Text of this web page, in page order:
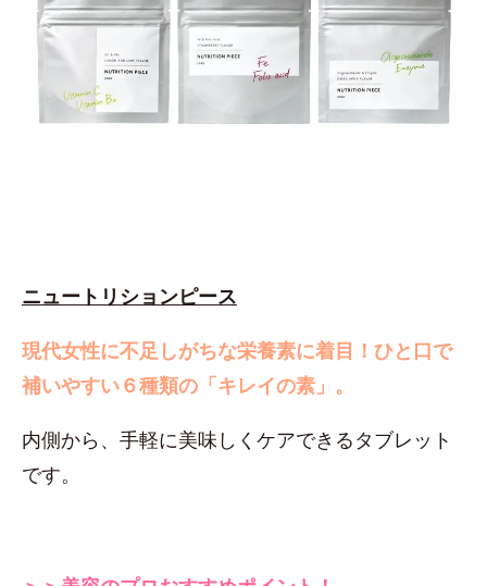
ニュートリションピース
現代女性に不足しがちな栄養素に着目！ ひと口で
補いやすい６種類の「キレイの素」。
内側から、手軽に美味しくケアできるタブレット
です。